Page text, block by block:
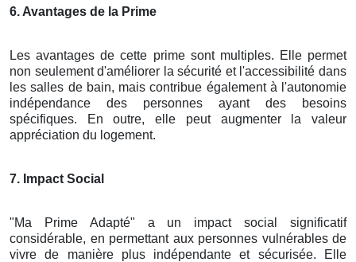
6. Avantages de la Prime
Les avantages de cette prime sont multiples. Elle permet
non seulement d'améliorer la sécurité et l'accessibilité dans
les salles de bain, mais contribue également à l'autonomie
indépendance des personnes ayant des besoins
spécifiques. En outre, elle peut augmenter la valeur
appréciation du logement.
7. Impact Social
"Ma Prime Adapté" a un impact social significatif
considérable, en permettant aux personnes vulnérables de
vivre de manière plus indépendante et sécurisée. Elle